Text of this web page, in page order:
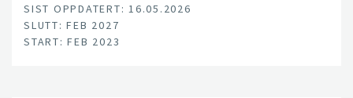
SIST OPPDATERT: 16.05.2026
SLUTT: FEB 2027
START: FEB 2023